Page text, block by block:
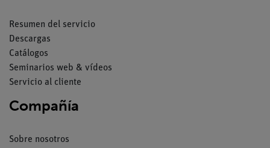
Resumen del servicio
Descargas
Catálogos
Seminarios web & vídeos
Servicio al cliente
Compañía
Sobre nosotros